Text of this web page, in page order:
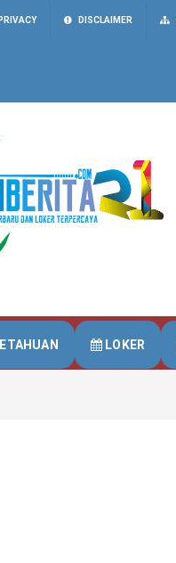
PRIVACY DISCLAIMER
LOKER